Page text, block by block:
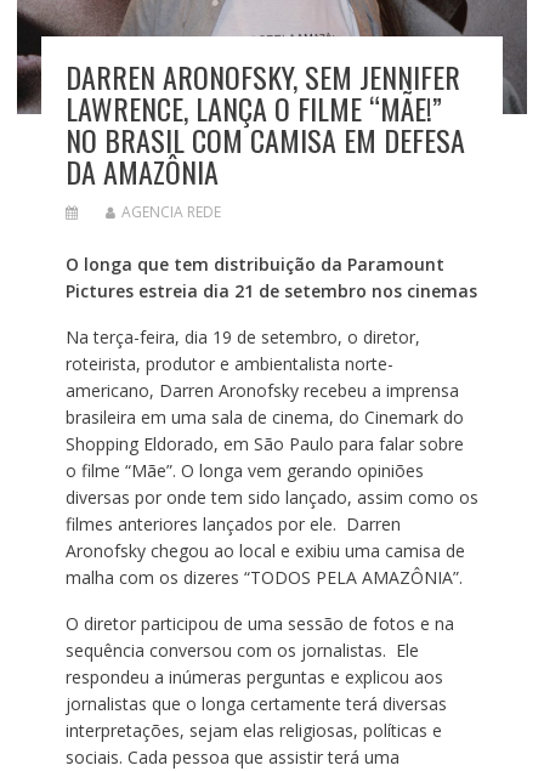
DARREN ARONOFSKY, SEM JENNIFER
LAWRENCE, LANÇA O FILME “MÃE!”
NO BRASIL COM CAMISA EM DEFESA
DA AMAZÔNIA
AGENCIA REDE
O longa que tem distribuição da Paramount
Pictures estreia dia 21 de setembro nos cinemas
Na terça-feira, dia 19 de setembro, o diretor,
roteirista, produtor e ambientalista norte-
americano, Darren Aronofsky recebeu a imprensa
brasileira em uma sala de cinema, do Cinemark do
Shopping Eldorado, em São Paulo para falar sobre
o filme “Mãe”. O longa vem gerando opiniões
diversas por onde tem sido lançado, assim como os
filmes anteriores lançados por ele. Darren
Aronofsky chegou ao local e exibiu uma camisa de
malha com os dizeres “TODOS PELA AMAZÔNIA”.
O diretor participou de uma sessão de fotos e na
sequência conversou com os jornalistas. Ele
respondeu a inúmeras perguntas e explicou aos
jornalistas que o longa certamente terá diversas
interpretações, sejam elas religiosas, políticas e
sociais. Cada pessoa que assistir terá uma